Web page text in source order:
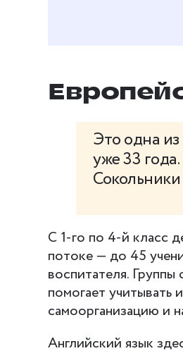
Это одна
уже 33
С 1-го по 4-й класс
потоке — до 45
воспитателя.
помогает учитывать
самоорганизацию и
Английский язык